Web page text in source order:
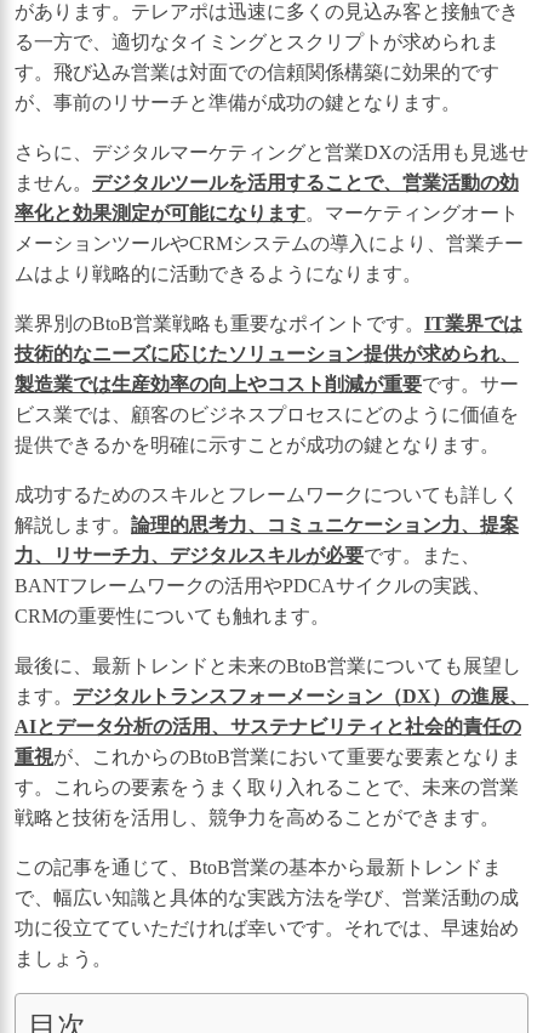
があります。テレアポは迅速に多くの見込み客と接触でき
る一方で、適切なタイミングとスクリプトが求められま
す。飛び込み営業は対面での信頼関係構築に効果的です
が、事前のリサーチと準備が成功の鍵となります。
さらに、デジタルマーケティングと営業DXの活用も見逃せ
ません。 デジタルツールを活用することで、営業活動の効
率化と効果測定が可能になります。マーケティングオート
メーションツールやCRMシステムの導入により、営業チー
ムはより戦略的に活動できるようになります。
業界別のBtoB営業戦略も重要なポイントです。 IT業界では
技術的なニーズに応じたソリューション提供が求められ、
製造業では生産効率の向上やコスト削減が重要です。サー
ビス業では、顧客のビジネスプロセスにどのように価値を
提供できるかを明確に示すことが成功の鍵となります。
成功するためのスキルとフレームワークについても詳しく
解説します。 論理的思考力、コミュニケーション力、提案
力、リサーチ力、デジタルスキルが必要です。また、
BANTフレームワークの活用やPDCAサイクルの実践、
CRMの重要性についても触れます。
最後に、最新トレンドと未来のBtoB営業についても展望し
ます。 デジタルトランスフォーメーション（DX）の進展、
AIとデータ分析の活用、サステナビリティと社会的責任の
重視が、これからのBtoB営業において重要な要素となりま
す。これらの要素をうまく取り入れることで、未来の営業
戦略と技術を活用し、競争力を高めることができます。
この記事を通じて、BtoB営業の基本から最新トレンドま
で、幅広い知識と具体的な実践方法を学び、営業活動の成
功に役立てていただければ幸いです。それでは、早速始め
ましょう。